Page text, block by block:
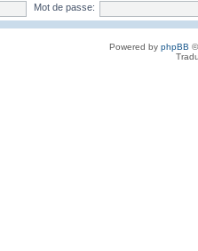
Mot de passe:
Powered by phpBB